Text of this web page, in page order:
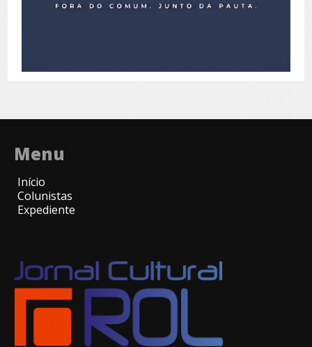
Menu
Início
Colunistas
Expediente